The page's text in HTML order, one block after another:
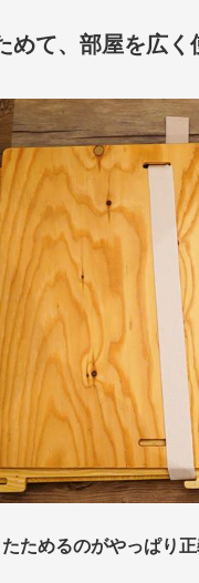
めて、部屋を広く
たためるのがやっぱり